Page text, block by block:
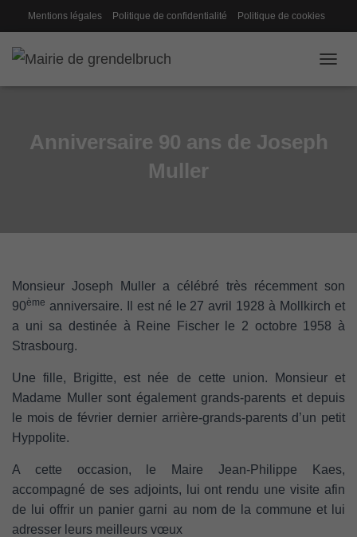
Mentions légales Politique de confidentialité Politique de cookies
Anniversaire 90 ans de Joseph
Muller
Monsieur Joseph Muller a célébré très récemment son
90ème anniversaire. Il est né le 27 avril 1928 à Mollkirch et
a uni sa destinée à Reine Fischer le 2 octobre 1958 à
Strasbourg.
Une fille, Brigitte, est née de cette union. Monsieur et
Madame Muller sont également grands-parents et depuis
le mois de février dernier arrière-grands-parents d’un petit
Hyppolite.
A cette occasion, le Maire Jean-Philippe Kaes,
accompagné de ses adjoints, lui ont rendu une visite afin
de lui offrir un panier garni au nom de la commune et lui
adresser leurs meilleurs vœux